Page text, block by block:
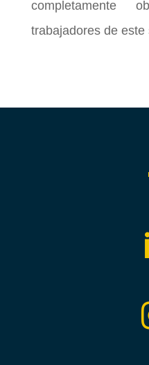
completamente
trabajadores de este